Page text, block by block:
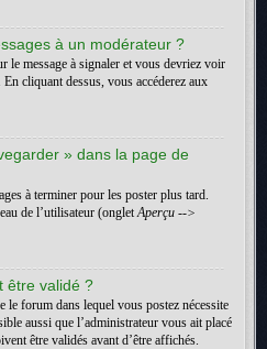
à un modérateur ?
le message à signaler et vous devriez voir
cliquant dessus, vous accéderez aux
» dans la page de
à terminer pour les poster plus tard.
de l’utilisateur (ongletAperçu -->
être validé ?
le forum dans lequel vous postez nécessite
aussi que l’administrateur vous ait placé
être validés avant d’être affichés.